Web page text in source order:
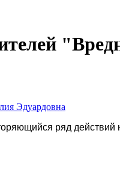
Эдуардовна
ряд